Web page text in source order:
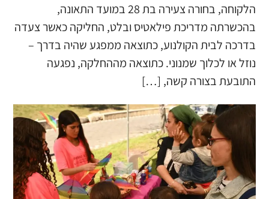
הלקוחה, בחורה צעירה בת 28 במועד התאונה,
בהכשרתה מדריכת פילאטיס ובלט, החליקה כאשר צעדה
בדרכה לבית הקולנוע, כתוצאה ממפגע שהיה בדרך –
נוזל או לכלוך שמנוני. כתוצאה מההחלקה, נפגעה
התובעת בצורה קשה, […]